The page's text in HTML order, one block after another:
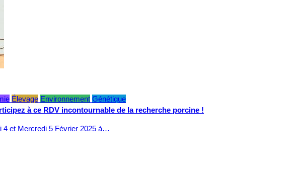
Élevage Environnement Génétique
à ce RDV incontournable de la recherche porcine !
4 et Mercredi 5 Février 2025 à…